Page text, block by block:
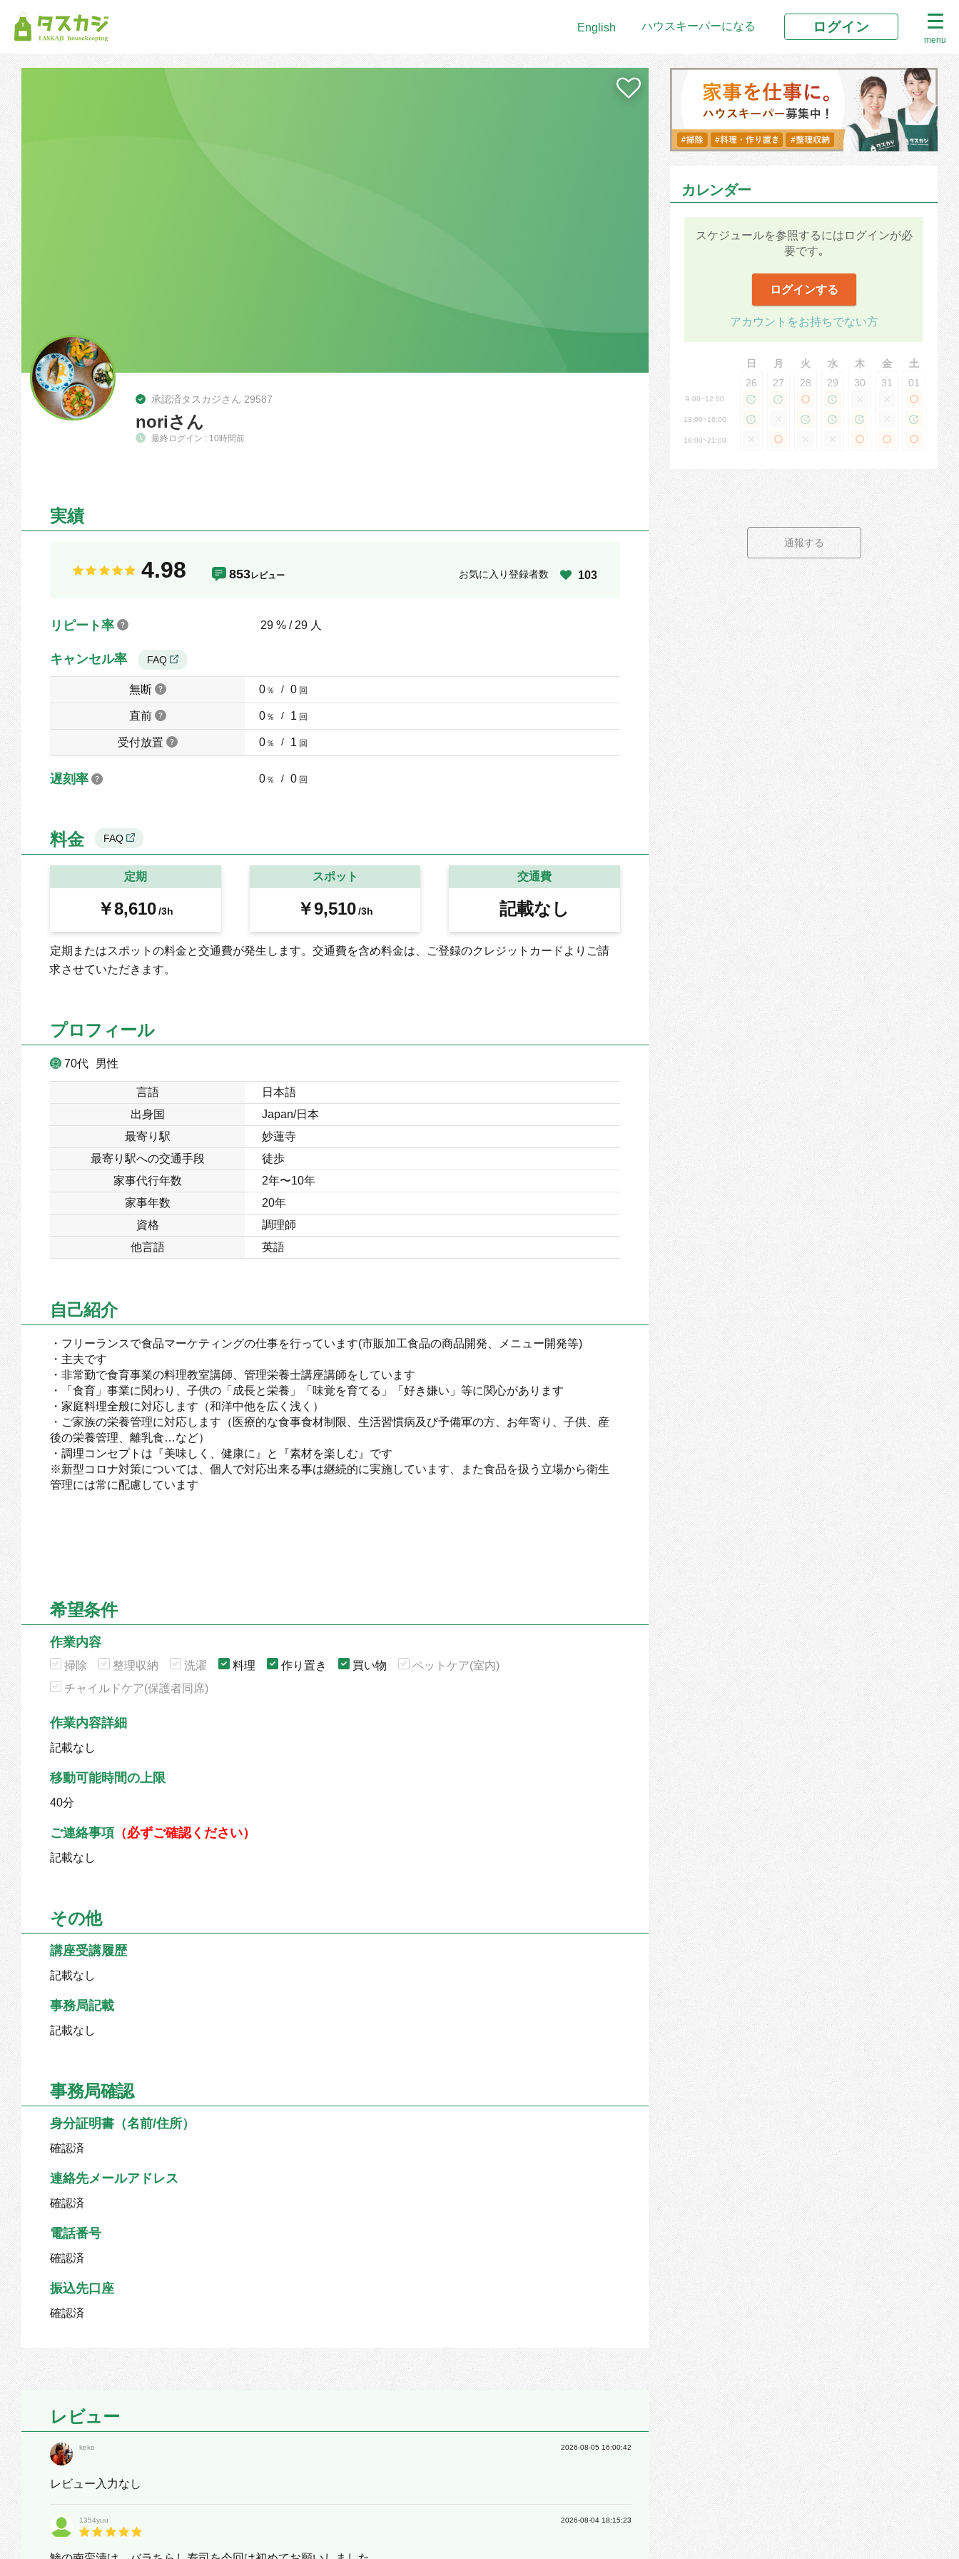
English ハウスキーパーになる ログイン
menu
承認済タスカジさん 29587
noriさん
最終ログイン : 10時間前
実績
4.98 853レビュー お気に入り登録者数 103
リピート率 29 % / 29 人
キャンセル率 FAQ
無断 0％ / 0 回
直前 0％ / 1 回
受付放置 0％ / 1 回
遅刻率 0％ / 0 回
料金 FAQ
定期
￥8,610 /3h
スポット
￥9,510/3h
交通費
記載なし
定期またはスポットの料金と交通費が発生します。交通費を含め料金は、ご登録のクレジットカードよりご請
求させていただきます。
プロフィール
70代 男性
言語
日本語
出身国
Japan/日本
最寄り駅
妙蓮寺
最寄り駅への交通手段
徒歩
家事代行年数
2年〜10年
家事年数
20年
資格
調理師
他言語
英語
自己紹介
・フリーランスで食品マーケティングの仕事を行っています(市販加工食品の商品開発、メニュー開発等)
・主夫です
・非常勤で食育事業の料理教室講師、管理栄養士講座講師をしています
・「食育」事業に関わり、子供の「成長と栄養」「味覚を育てる」「好き嫌い」等に関心があります
・家庭料理全般に対応します（和洋中他を広く浅く）
・ご家族の栄養管理に対応します（医療的な食事食材制限、生活習慣病及び予備軍の方、お年寄り、子供、産
後の栄養管理、離乳食…など）
・調理コンセプトは『美味しく、健康に』と『素材を楽しむ』です
※新型コロナ対策については、個人で対応出来る事は継続的に実施しています、また食品を扱う立場から衛生
管理には常に配慮しています
希望条件
作業内容
掃除 整理収納 洗濯 料理 作り置き 買い物
ペットケア(室内)
チャイルドケア(保護者同席)
作業内容詳細
記載なし
移動可能時間の上限
40分
ご連絡事項 （必ずご確認ください）
記載なし
その他
講座受講履歴
記載なし
事務局記載
記載なし
事務局確認
身分証明書（名前/住所）
確認済
連絡先メールアドレス
確認済
電話番号
確認済
振込先口座
確認済
レビュー
keke 2026-08-05 16:00:42
レビュー入力なし
1354yuu 2026-08-04 18:15:23
カレンダー
スケジュールを参照するにはログインが必
要です｡
ログインする
アカウントをお持ちでない方
日 月 火 水 木 金 土
9:00~12:00
13:00~16:00
18:00~21:00
26 27 28 29 30 31 01
通報する